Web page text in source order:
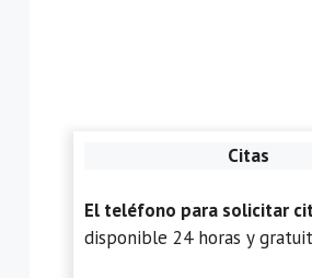
Citas
El teléfono para solicitar
disponible 24 horas y